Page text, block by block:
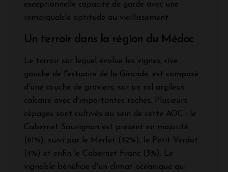
exceptionnelle capacité de garde avec une
remarquable aptitude au vieillissement.
Un terroir dans la région du Médoc
Le terroir sur lequel évolue les vignes, rive
gauche de l'estuaire de la Gironde, est composé
d'une couche de graviers, sur un sol argileux
calcaire avec d'importantes roches. Plusieurs
cépages sont cultivés au sein de cette AOC : le
Cabernet Sauvignon est présent en majorité
(61%), suivi par le Merlot (32%), le Petit Verdot
(4%) et enfin le Cabernet Franc (3%). Le
vignoble bénéficie d'un climat océanique qui